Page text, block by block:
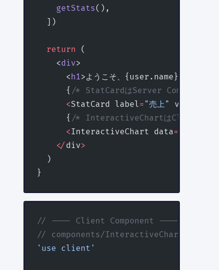
    getStats
(),
  ])
  return
(
    <
div>
      <
h1>ようこそ、{user.name}さん
      {
/* StatCardはServer Component:
      <
StatCard label= "売上" value
      {
/* InteractiveChartはClient
      <
InteractiveChart data=
    </
div>
  )
}
// ---- Client Component ----
// components/InteractiveChart.tsx
'use client'